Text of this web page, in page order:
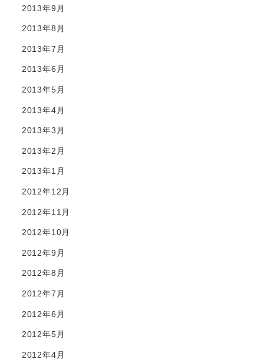
2013年9月
2013年8月
2013年7月
2013年6月
2013年5月
2013年4月
2013年3月
2013年2月
2013年1月
2012年12月
2012年11月
2012年10月
2012年9月
2012年8月
2012年7月
2012年6月
2012年5月
2012年4月